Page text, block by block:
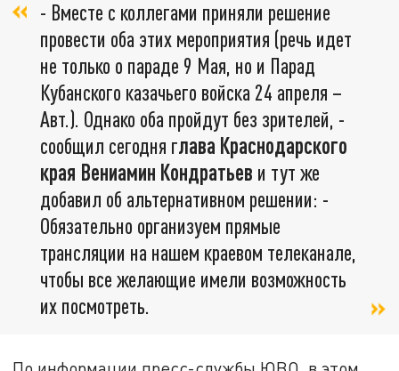
- Вместе с коллегами приняли решение
провести оба этих мероприятия (речь идет
не только о параде 9 Мая, но и Парад
Кубанского казачьего войска 24 апреля –
Авт.). Однако оба пройдут без зрителей, -
сообщил сегодня глава Краснодарского
края Вениамин Кондратьев и тут же
добавил об альтернативном решении: -
Обязательно организуем прямые
трансляции на нашем краевом телеканале,
чтобы все желающие имели возможность
их посмотреть.